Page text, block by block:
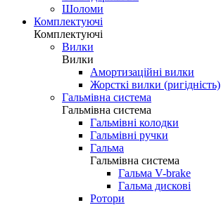
Шоломи
Комплектуючі
Комплектуючі
Вилки
Вилки
Амортизаційні вилки
Жорсткі вилки (ригідність)
Гальмівна система
Гальмівна система
Гальмівні колодки
Гальмівні ручки
Гальма
Гальмівна система
Гальма V-brake
Гальма дискові
Ротори